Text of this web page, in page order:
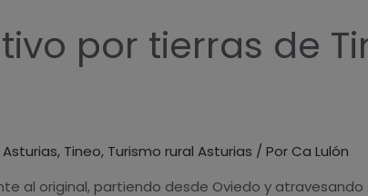
por tierras de
, Tineo, Turismo rural Asturias / Por Ca Lulón
al original, partiendo desde Oviedo y atravesando